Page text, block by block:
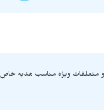
متعلقات ویژه مناسب هدیه خاص